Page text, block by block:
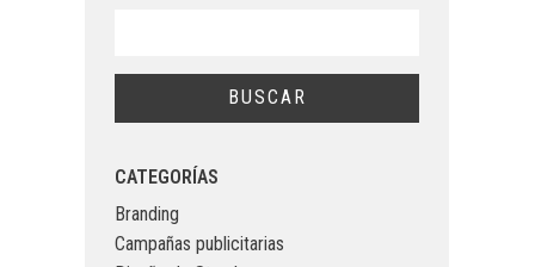
CATEGORÍAS
Branding
Campañas publicitarias